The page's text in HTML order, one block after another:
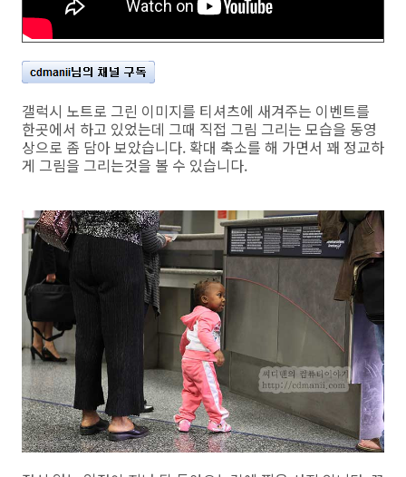
갤럭시 노트로 그린 이미지를 티셔츠에 새겨주는 이벤트를
한곳에서 하고 있었는데 그때 직접 그림 그리는 모습을 동영
상으로 좀 담아 보았습니다. 확대 축소를 해 가면서 꽤 정교하
게 그림을 그리는것을 볼 수 있습니다.